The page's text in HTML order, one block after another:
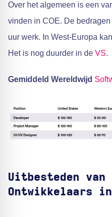
Over het algemeen is een
vinden in COE. De
uur werk. In West-Europa
Het is nog duurder in de VS.
Gemiddeld Wereldwijd
Uitbesteden van
Ontwikkelaars